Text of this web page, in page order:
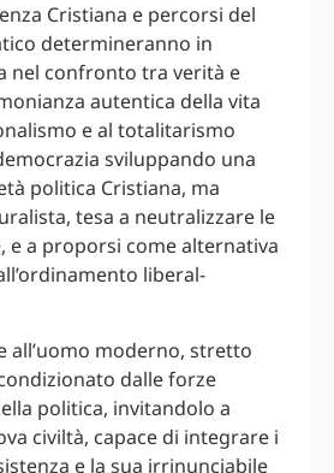
Cristiana e percorsi del
determineranno in
nel confronto tra verità e
autentica della vita
e al totalitarismo
sviluppando una
politica Cristiana, ma
tesa a neutralizzare le
e a proporsi come alternativa
liberal-
all’uomo moderno, stretto
dalle forze
politica, invitandolo a
civiltà, capace di integrare i
e la sua irrinunciabile